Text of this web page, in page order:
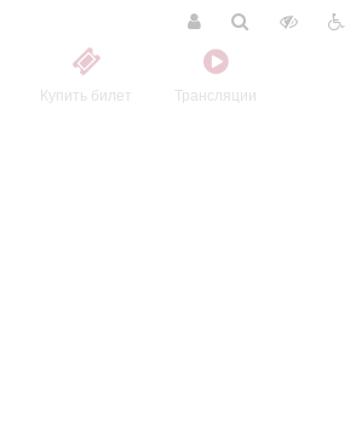
Купить билет Трансляции